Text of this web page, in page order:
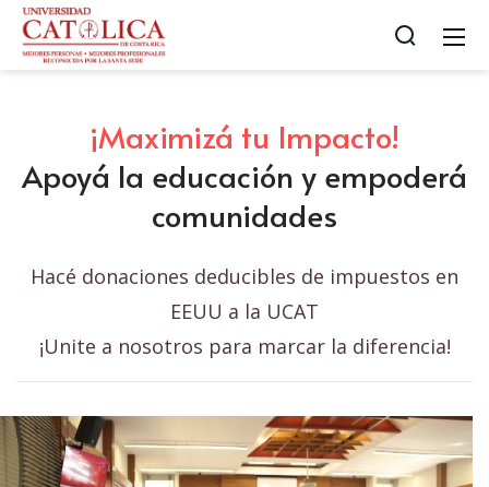
¡Maximizá tu Impacto!
Apoyá la educación y empoderá
comunidades
Hacé donaciones deducibles de impuestos en
EEUU a la UCAT
¡Unite a nosotros para marcar la diferencia!